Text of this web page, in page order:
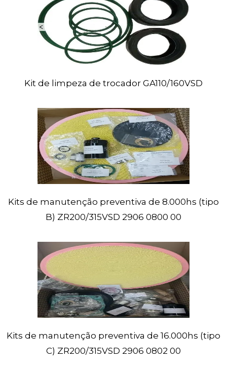
Kit de limpeza de trocador GA110/160VSD
Kits de manutenção preventiva de 8.000hs (tipo
B) ZR200/315VSD 2906 0800 00
Kits de manutenção preventiva de 16.000hs (tipo
C) ZR200/315VSD 2906 0802 00